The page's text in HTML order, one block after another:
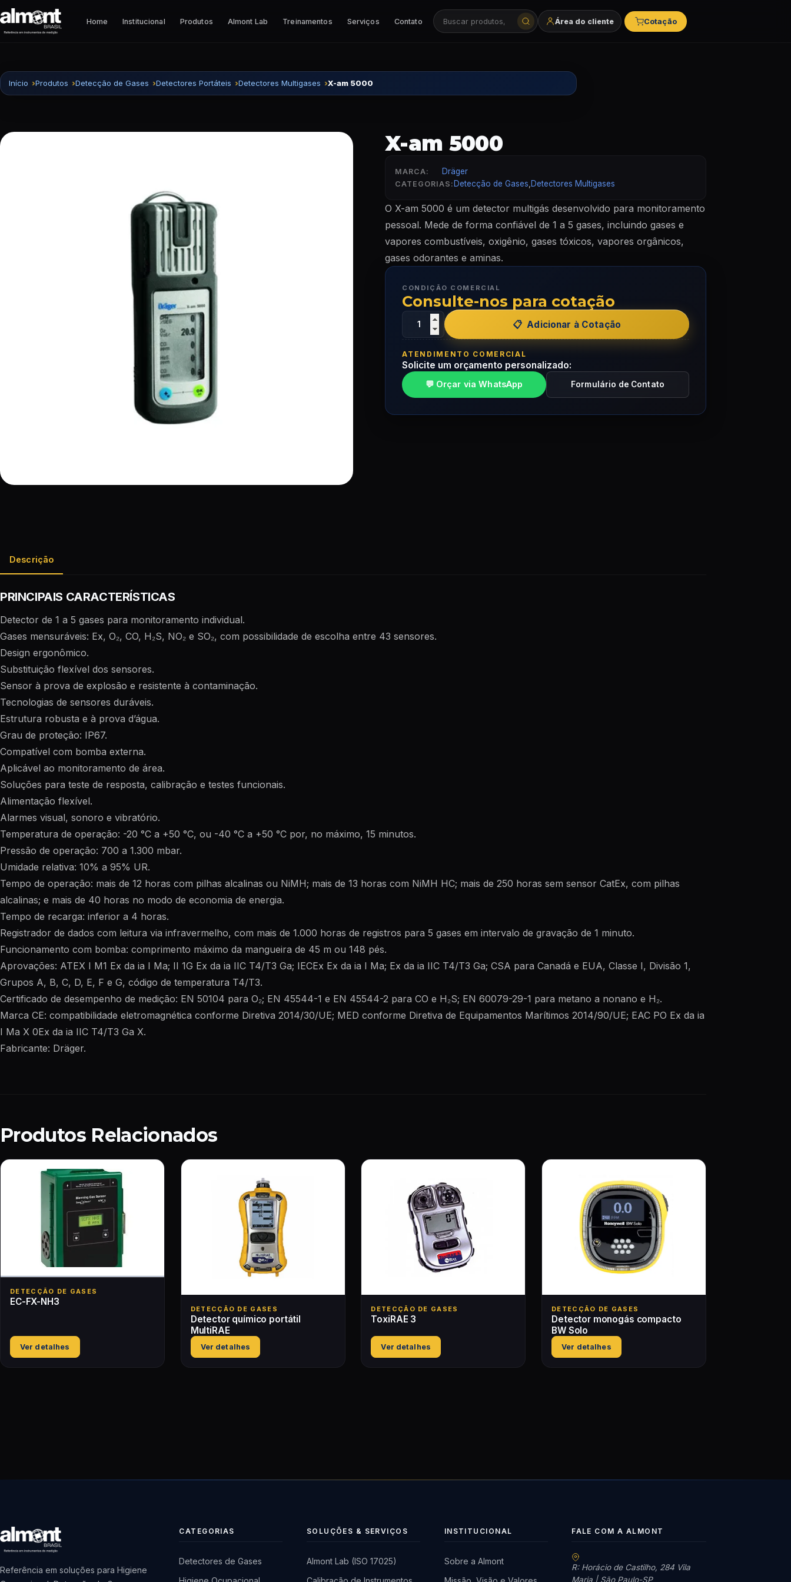
Pular para o conteúdo
Home Institucional Produtos Almont Lab Treinamentos Serviços Contato
Buscar produtos, categorias e marcas
Área do cliente Cotação
Início Produtos Detecção de Gases Detectores Portáteis Detectores Multigases X-am 5000
X-am 5000
MARCA: Dräger
CATEGORIAS: Detecção de Gases Detectores Multigases
O X-am 5000 é um detector multigás desenvolvido para monitoramento
pessoal. Mede de forma confiável de 1 a 5 gases, incluindo gases e
vapores combustíveis, oxigênio, gases tóxicos, vapores orgânicos,
gases odorantes e aminas.
CONDIÇÃO COMERCIAL
Consulte-nos para cotação
Adicionar à Cotação
ATENDIMENTO COMERCIAL
Solicite um orçamento personalizado:
💬 Orçar via WhatsApp Formulário de Contato
Descrição
PRINCIPAIS CARACTERÍSTICAS
Detector de 1 a 5 gases para monitoramento individual.
Gases mensuráveis: Ex, O₂, CO, H₂S, NO₂ e SO₂, com possibilidade de escolha entre 43 sensores.
Design ergonômico.
Substituição flexível dos sensores.
Sensor à prova de explosão e resistente à contaminação.
Tecnologias de sensores duráveis.
Estrutura robusta e à prova d’água.
Grau de proteção: IP67.
Compatível com bomba externa.
Aplicável ao monitoramento de área.
Soluções para teste de resposta, calibração e testes funcionais.
Alimentação flexível.
Alarmes visual, sonoro e vibratório.
Temperatura de operação: -20 °C a +50 °C, ou -40 °C a +50 °C por, no máximo, 15 minutos.
Pressão de operação: 700 a 1.300 mbar.
Umidade relativa: 10% a 95% UR.
Tempo de operação: mais de 12 horas com pilhas alcalinas ou NiMH; mais de 13 horas com NiMH HC; mais de 250 horas sem sensor CatEx, com pilhas
alcalinas; e mais de 40 horas no modo de economia de energia.
Tempo de recarga: inferior a 4 horas.
Registrador de dados com leitura via infravermelho, com mais de 1.000 horas de registros para 5 gases em intervalo de gravação de 1 minuto.
Funcionamento com bomba: comprimento máximo da mangueira de 45 m ou 148 pés.
Aprovações: ATEX I M1 Ex da ia I Ma; II 1G Ex da ia IIC T4/T3 Ga; IECEx Ex da ia I Ma; Ex da ia IIC T4/T3 Ga; CSA para Canadá e EUA, Classe I, Divisão 1,
Grupos A, B, C, D, E, F e G, código de temperatura T4/T3.
Certificado de desempenho de medição: EN 50104 para O₂; EN 45544-1 e EN 45544-2 para CO e H₂S; EN 60079-29-1 para metano a nonano e H₂.
Marca CE: compatibilidade eletromagnética conforme Diretiva 2014/30/UE; MED conforme Diretiva de Equipamentos Marítimos 2014/90/UE; EAC PO Ex da ia
I Ma X 0Ex da ia IIC T4/T3 Ga X.
Fabricante: Dräger.
Produtos Relacionados
DETECÇÃO DE GASES
EC-FX-NH3
Ver detalhes
DETECÇÃO DE GASES
Detector químico portátil
MultiRAE
Ver detalhes
DETECÇÃO DE GASES
ToxiRAE 3
Ver detalhes
DETECÇÃO DE GASES
Detector monogás compacto
BW Solo
Ver detalhes
Referência em soluções para Higiene
CATEGORIAS
Detectores de Gases
SOLUÇÕES & SERVIÇOS
Almont Lab (ISO 17025)
INSTITUCIONAL
Sobre a Almont
FALE COM A ALMONT
R: Horácio de Castilho, 284 Vila
Maria | São Paulo-SP